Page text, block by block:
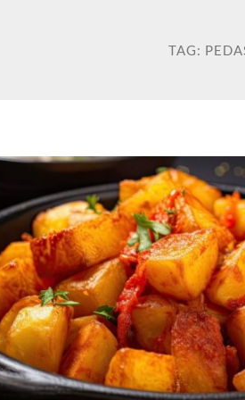
TAG: